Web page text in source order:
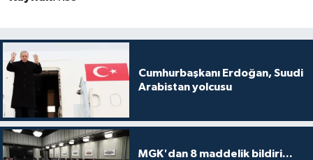
Cumhurbaşkanı Erdoğan, Suudi
Arabistan yolcusu
MGK'dan 8 maddelik bildiri...